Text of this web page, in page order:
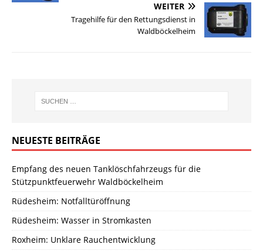
WEITER
Tragehilfe für den Rettungsdienst in
Waldböckelheim
NEUESTE BEITRÄGE
Empfang des neuen Tanklöschfahrzeugs für die
Stützpunktfeuerwehr Waldböckelheim
Rüdesheim: Notfalltüröffnung
Rüdesheim: Wasser in Stromkasten
Roxheim: Unklare Rauchentwicklung